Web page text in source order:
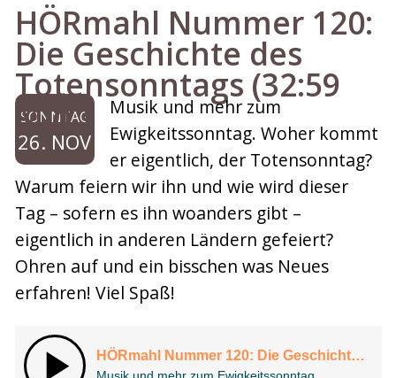
Hörbeiträge
Über das Projekt
Mitmachen
Kontakt
HÖRmahl Nummer 120:
Die Geschichte des
Totensonntags (32:59
Min.)
SONNTAG
26. NOV
Musik und mehr zum
Ewigkeitssonntag. Woher kommt
er eigentlich, der Totensonntag?
Warum feiern wir ihn und wie wird dieser
Tag – sofern es ihn woanders gibt –
eigentlich in anderen Ländern gefeiert?
Ohren auf und ein bisschen was Neues
erfahren! Viel Spaß!